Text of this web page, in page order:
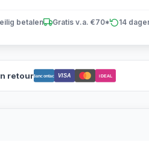
betalen Gratis v.a. €70* 14
retourBancontact VISA iDEAL